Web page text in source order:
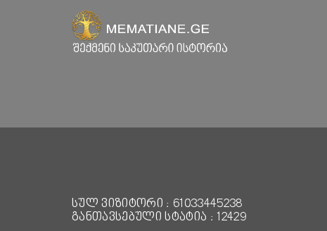
სულ ვიზიტორი : 61033445238
განთავსებული სტატია : 12429